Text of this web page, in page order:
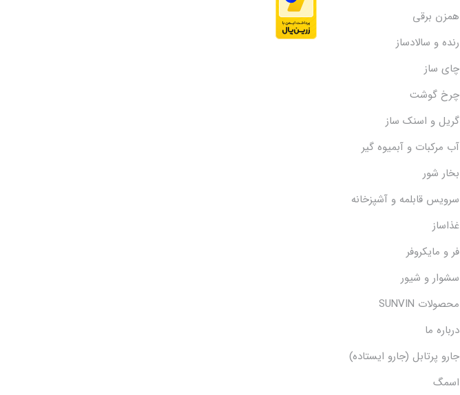
همزن برقی
رنده و سالادساز
چای ساز
چرخ گوشت
گریل و اسنک‌ ساز
آب مرکبات و آبمیوه گیر
بخار شور
سرویس قابلمه و آشپزخانه
غذاساز
فر و مایکروفر
سشوار و شیور
محصولات SUNVIN
درباره ما
جارو پرتابل (جارو ایستاده)
اسمگ